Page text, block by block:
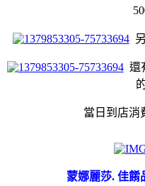
另
還
當日到店消
蒙娜麗莎. 佳餚